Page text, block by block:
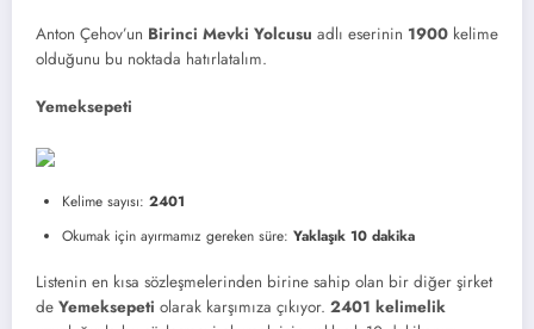
Anton Çehov’un Birinci Mevki Yolcusu adlı eserinin 1900 kelime
olduğunu bu noktada hatırlatalım.
Yemeksepeti
Kelime sayısı: 2401
Okumak için ayırmamız gereken süre: Yaklaşık 10 dakika
Listenin en kısa sözleşmelerinden birine sahip olan bir diğer şirket
de Yemeksepeti olarak karşımıza çıkıyor. 2401 kelimelik